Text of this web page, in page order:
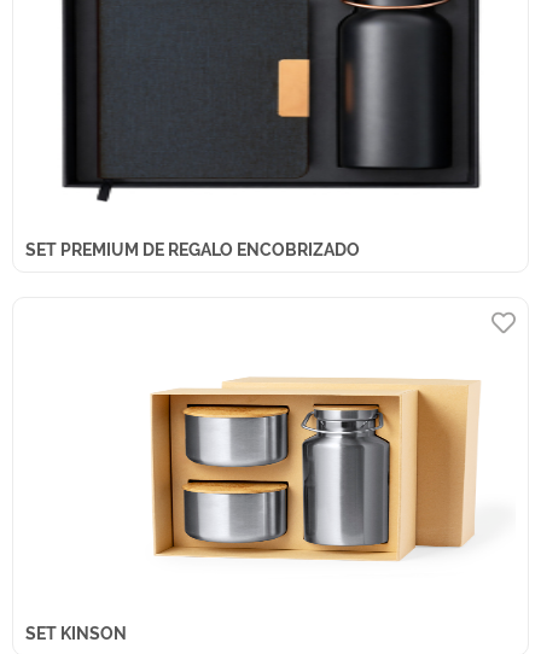
SET PREMIUM DE REGALO ENCOBRIZADO
SET KINSON